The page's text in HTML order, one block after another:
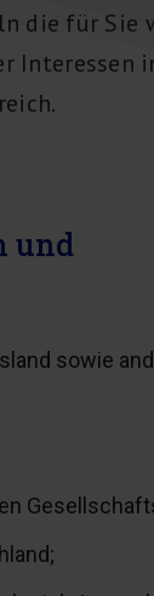
die für
Interessen
und
sowie